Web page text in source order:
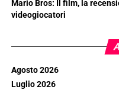
Mario Bros: Il film, la
videogiocatori
Agosto 2026
Luglio 2026